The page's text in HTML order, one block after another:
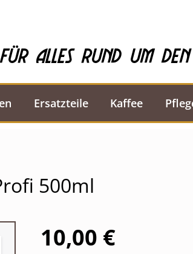
alles rund um den
Ersatzteile Kaffee
500ml
10,00 €